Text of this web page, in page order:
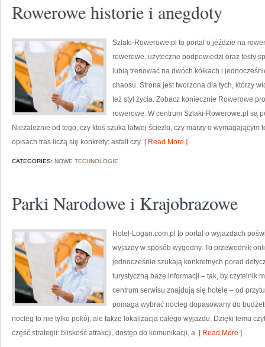
Rowerowe historie i anegdoty
Szlaki-Rowerowe.pl to portal o jeździe na
rowerowe, użyteczne podpowiedzi oraz testy
lubią trenować na dwóch kółkach i
chaosu. Strona jest tworzona dla tych, którzy
też styl życia. Zobacz koniecznie Rowerowe
rowerowe. W centrum Szlaki-Rowerowe.pl są
Niezależnie od tego, czy ktoś szuka łatwej ścieżki, czy marzy o
opisach tras liczą się konkrety: asfalt czy [ Read More ]
CATEGORIES: NOWE TECHNOLOGIE
Parki Narodowe i Krajobrazowe
Hotel-Logan.com.pl to portal o wyjazdach
wyjazdy w sposób wygodny. To przewodnik
jednocześnie szukają konkretnych porad
turystyczną bazę informacji – tak, by czytelnik
centrum serwisu znajdują się hotele – od
pomaga wybrać nocleg dopasowany do
nocleg to nie tylko pokój, ale także lokalizacja całego wyjazdu. Dzięki temu
część strategii: bliskość atrakcji, dostęp do komunikacji, a [ Read More ]